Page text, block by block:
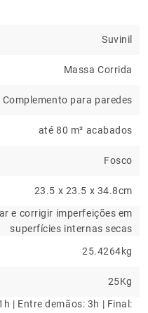
Suvinil
Massa Corrida
Complemento para paredes
até 80 m² acabados
Fosco
23.5 x 23.5 x 34.8cm
e corrigir imperfeições em
superfícies internas secas
25.4264kg
25Kg
| Entre demãos: 3h | Final: